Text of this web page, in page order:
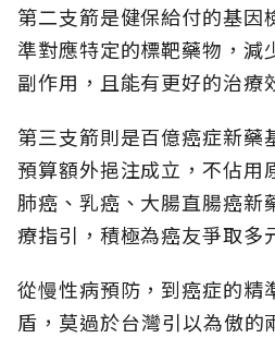
第二支箭是健保給付的基因
準對應特定的標靶藥物，減
副作用，且能有更好的治療
第三支箭則是百億癌症新藥
預算額外挹注成立，不佔用
肺癌、乳癌、大腸直腸癌新
療指引，積極為癌友爭取多
從慢性病預防，到癌症的精
盾，莫過於台灣引以為傲